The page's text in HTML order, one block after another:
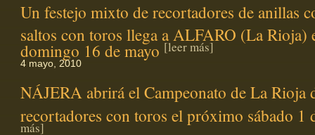
Un festejo mixto de recortadores de anillas
saltos con toros llega a ALFARO (La Rioja)
domingo 16 de mayo [leer más]
4 mayo, 2010
NÁJERA abrirá el Campeonato de La Rioja
recortadores con toros el próximo sábado 1
más]